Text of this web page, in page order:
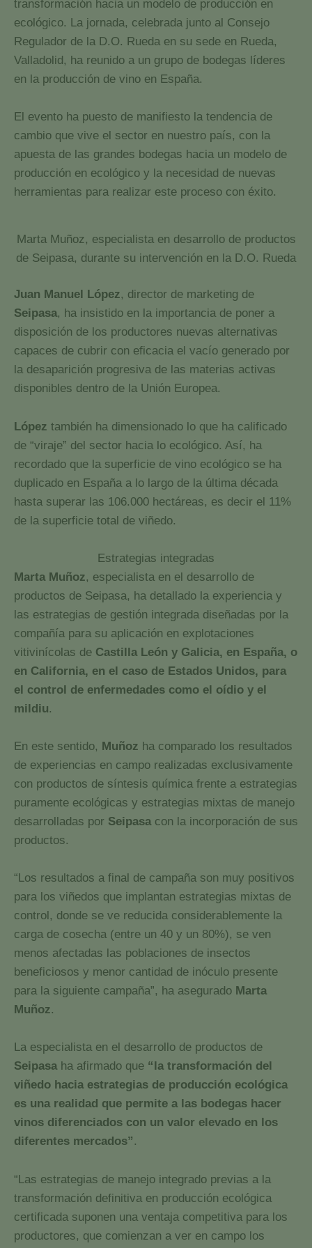
transformación hacia un modelo de producción en
ecológico. La jornada, celebrada junto al Consejo
Regulador de la D.O. Rueda en su sede en Rueda,
Valladolid, ha reunido a un grupo de bodegas líderes
en la producción de vino en España.
El evento ha puesto de manifiesto la tendencia de
cambio que vive el sector en nuestro país, con la
apuesta de las grandes bodegas hacia un modelo de
producción en ecológico y la necesidad de nuevas
herramientas para realizar este proceso con éxito.
Marta Muñoz, especialista en desarrollo de productos
de Seipasa, durante su intervención en la D.O. Rueda
Juan Manuel López, director de marketing de
Seipasa, ha insistido en la importancia de poner a
disposición de los productores nuevas alternativas
capaces de cubrir con eficacia el vacío generado por
la desaparición progresiva de las materias activas
disponibles dentro de la Unión Europea.
López también ha dimensionado lo que ha calificado
de “viraje” del sector hacia lo ecológico. Así, ha
recordado que la superficie de vino ecológico se ha
duplicado en España a lo largo de la última década
hasta superar las 106.000 hectáreas, es decir el 11%
de la superficie total de viñedo.
Estrategias integradas
Marta Muñoz, especialista en el desarrollo de
productos de Seipasa, ha detallado la experiencia y
las estrategias de gestión integrada diseñadas por la
compañía para su aplicación en explotaciones
vitivinícolas de Castilla León y Galicia, en España, o
en California, en el caso de Estados Unidos, para
el control de enfermedades como el oídio y el
mildiu.
En este sentido, Muñoz ha comparado los resultados
de experiencias en campo realizadas exclusivamente
con productos de síntesis química frente a estrategias
puramente ecológicas y estrategias mixtas de manejo
desarrolladas por Seipasacon la incorporación de sus
productos.
“Los resultados a final de campaña son muy positivos
para los viñedos que implantan estrategias mixtas de
control, donde se ve reducida considerablemente la
carga de cosecha (entre un 40 y un 80%), se ven
menos afectadas las poblaciones de insectos
beneficiosos y menor cantidad de inóculo presente
para la siguiente campaña”, ha asegurado Marta
Muñoz.
La especialista en el desarrollo de productos de
Seipasaha afirmado que “la transformación del
viñedo hacia estrategias de producción ecológica
es una realidad que permite a las bodegas hacer
vinos diferenciados con un valor elevado en los
diferentes mercados”.
“Las estrategias de manejo integrado previas a la
transformación definitiva en producción ecológica
certificada suponen una ventaja competitiva para los
productores, que comienzan a ver en campo los